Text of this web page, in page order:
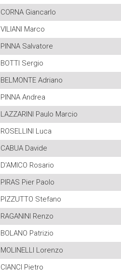
CORNA Giancarlo
VILIANI Marco
PINNA Salvatore
BOTTI Sergio
BELMONTE Adriano
PINNA Andrea
LAZZARINI Paulo Marcio
ROSELLINI Luca
CABUA Davide
D'AMICO Rosario
PIRAS Pier Paolo
PIZZUTTO Stefano
RAGANINI Renzo
BOLANO Patrizio
MOLINELLI Lorenzo
CIANCI Pietro